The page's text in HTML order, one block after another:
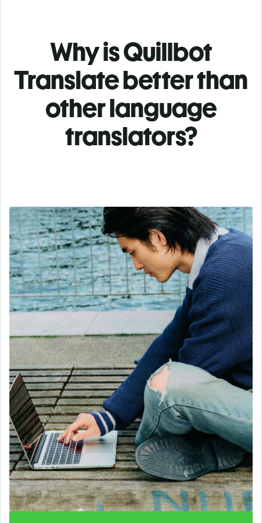
Why is Quillbot
Translate better than
other language
translators?